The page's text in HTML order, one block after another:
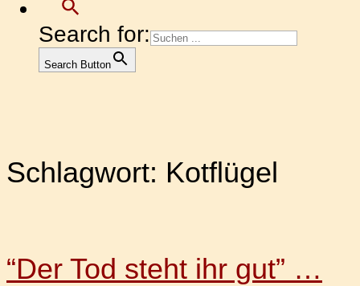
Search for:
Search Button
Schlagwort: Kotflügel
“Der Tod steht ihr gut” …